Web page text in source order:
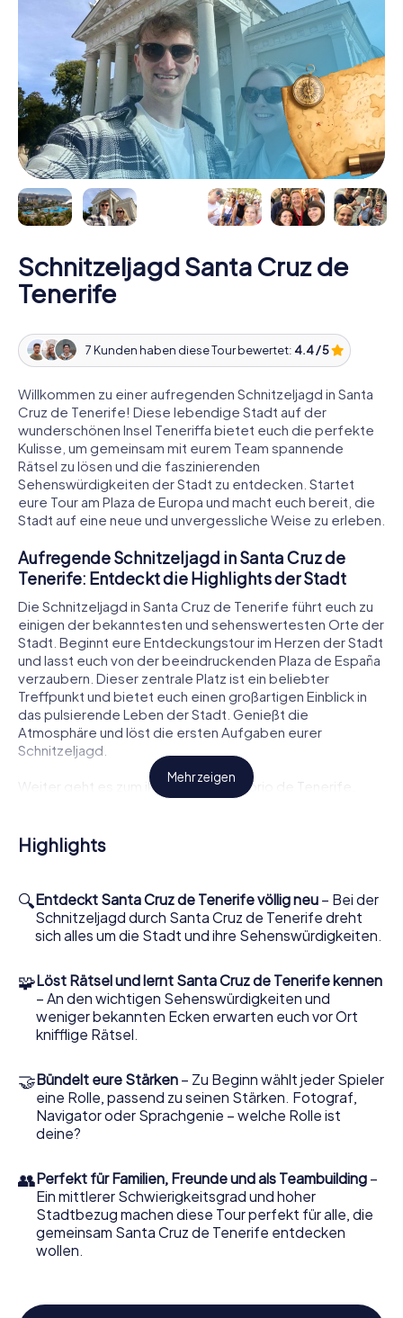
Schnitzeljagd Santa Cruz de
Tenerife
7 Kunden haben diese Tour bewertet: 4.4 / 5
Willkommen zu einer aufregenden Schnitzeljagd in Santa
Cruz de Tenerife! Diese lebendige Stadt auf der
wunderschönen Insel Teneriffa bietet euch die perfekte
Kulisse, um gemeinsam mit eurem Team spannende
Rätsel zu lösen und die faszinierenden
Sehenswürdigkeiten der Stadt zu entdecken. Startet
eure Tour am Plaza de Europa und macht euch bereit, die
Stadt auf eine neue und unvergessliche Weise zu erleben.
Aufregende Schnitzeljagd in Santa Cruz de
Tenerife: Entdeckt die Highlights der Stadt
Die Schnitzeljagd in Santa Cruz de Tenerife führt euch zu
einigen der bekanntesten und sehenswertesten Orte der
Stadt. Beginnt eure Entdeckungstour im Herzen der Stadt
und lasst euch von der beeindruckenden Plaza de España
verzaubern. Dieser zentrale Platz ist ein beliebter
Treffpunkt und bietet euch einen großartigen Einblick in
das pulsierende Leben der Stadt. Genießt die
Atmosphäre und löst die ersten Aufgaben eurer
Schnitzeljagd.
Weiter geht es zum ikonischen Auditorio de Tenerife,
einem architektonischen Meisterwerk, das die Skyline der
außen und erfahrt mehr über die Geschichte und
Bedeutung dieses beeindruckenden Bauwerks. Eure
an die kulturellen Schätze der Stadt heran, ohne dass ihr
ein Gebäude betreten müsst.
Tenerife im Freien
Auf eurer Route erwartet euch der weitläufige Parque
García Sanabria, ein grünes Paradies mitten in der Stadt.
Dieser wunderschöne Park lädt euch ein, eine kurze Pause
frische Luft einatmen und euch auf die nächsten
Herausforderungen eurer Schnitzeljagd vorbereiten. Der
Park ist ein idealer Ort, um sich zu entspannen und
gleichzeitig die Schönheit der Stadt zu erleben.
de Tenerife ist die historische Iglesia Matriz de la
Concepción. Diese beeindruckende Kirche ist ein
Wahrzeichen der Stadt und bietet euch die Möglichkeit,
die reiche Geschichte und Kultur Teneriffas zu erkunden.
Bewundert die Architektur von außen und lasst euch von
Mehr zeigen
Highlights
🔍Entdeckt Santa Cruz de Tenerife völlig neu – Bei der
Schnitzeljagd durch Santa Cruz de Tenerife dreht
sich alles um die Stadt und ihre Sehenswürdigkeiten.
🧩Löst Rätsel und lernt Santa Cruz de Tenerife kennen
– An den wichtigen Sehenswürdigkeiten und
weniger bekannten Ecken erwarten euch vor Ort
knifflige Rätsel.
🤝Bündelt eure Stärken – Zu Beginn wählt jeder Spieler
eine Rolle, passend zu seinen Stärken. Fotograf,
Navigator oder Sprachgenie – welche Rolle ist
deine?
👥Perfekt für Familien, Freunde und als Teambuilding –
Ein mittlerer Schwierigkeitsgrad und hoher
Stadtbezug machen diese Tour perfekt für alle, die
gemeinsam Santa Cruz de Tenerife entdecken
wollen.